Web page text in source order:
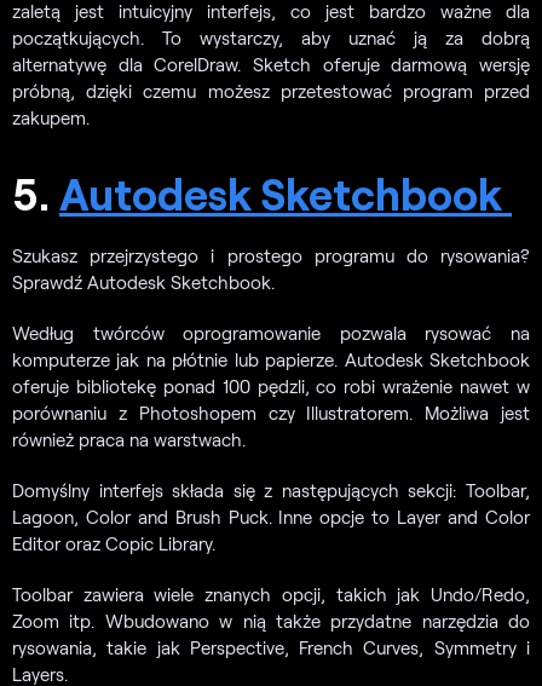
zaletą jest intuicyjny interfejs, co jest bardzo ważne dla
początkujących. To wystarczy, aby uznać ją za dobrą
alternatywę dla CorelDraw. Sketch oferuje darmową wersję
próbną, dzięki czemu możesz przetestować program przed
zakupem.
5. Autodesk Sketchbook
Szukasz przejrzystego i prostego programu do rysowania?
Sprawdź Autodesk Sketchbook.
Według twórców oprogramowanie pozwala rysować na
komputerze jak na płótnie lub papierze. Autodesk Sketchbook
oferuje bibliotekę ponad 100 pędzli, co robi wrażenie nawet w
porównaniu z Photoshopem czy Illustratorem. Możliwa jest
również praca na warstwach.
Domyślny interfejs składa się z następujących sekcji: Toolbar,
Lagoon, Color and Brush Puck. Inne opcje to Layer and Color
Editor oraz Copic Library.
Toolbar zawiera wiele znanych opcji, takich jak Undo/Redo,
Zoom itp. Wbudowano w nią także przydatne narzędzia do
rysowania, takie jak Perspective, French Curves, Symmetry i
Layers.